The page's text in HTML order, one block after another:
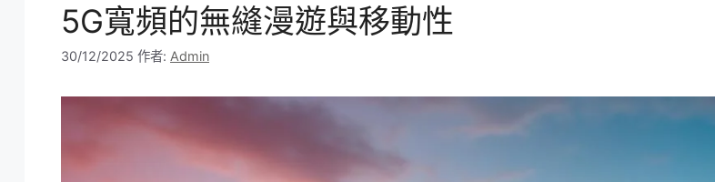
5G寬頻的無縫漫遊與移動性
30/12/2025 作者: Admin